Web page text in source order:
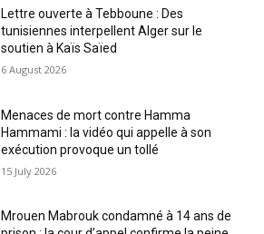
Lettre ouverte à Tebboune : Des
tunisiennes interpellent Alger sur le
soutien à Kaïs Saïed
6 August 2026
Menaces de mort contre Hamma
Hammami : la vidéo qui appelle à son
exécution provoque un tollé
15 July 2026
Mrouen Mabrouk condamné à 14 ans de